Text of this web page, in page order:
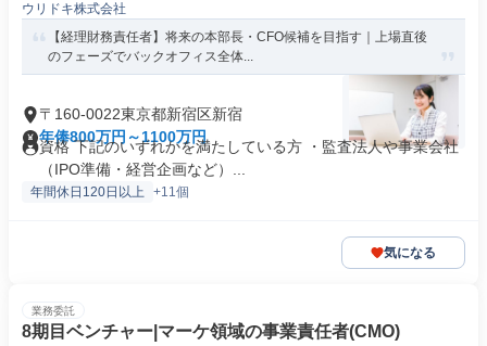
ウリドキ株式会社
【経理財務責任者】将来の本部長・CFO候補を目指す｜上場直後
のフェーズでバックオフィス全体...
〒160-0022東京都新宿区新宿
年俸800万円～1100万円
資格 下記のいずれかを満たしている方 ・監査法人や事業会社
（IPO準備・経営企画など）...
年間休日120日以上 +11個
気になる
業務委託
8期目ベンチャー|マーケ領域の事業責任者(CMO)